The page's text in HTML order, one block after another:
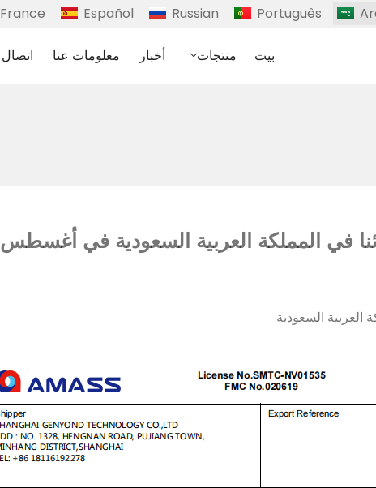
France Español Russian Português
بيت منتجات أخبار معلومات عنا اتصال
في المملكة العربية السعودية في أغسطس 2022
العربية السعودية